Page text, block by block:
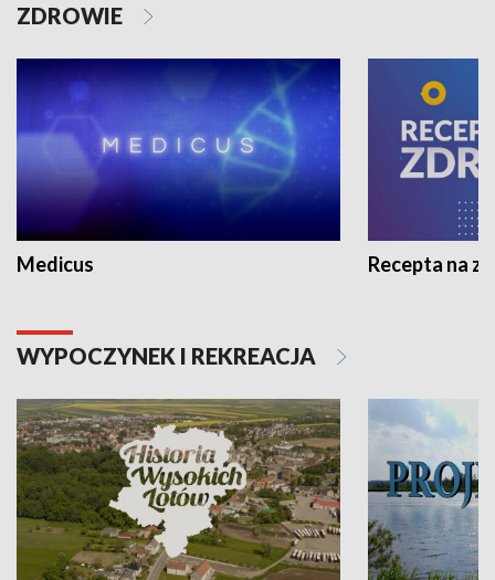
ZDROWIE
Medicus Recepta na
WYPOCZYNEK I REKREACJA